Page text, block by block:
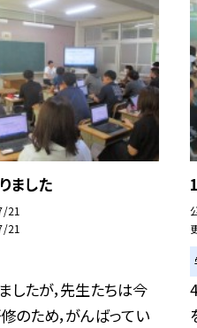
ました
21
21
したが，先生たちは今
のため，がんばってい